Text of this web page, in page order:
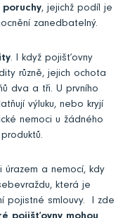
, jejichž podíl je
zanedbatelný.
. I když pojišťovny
různě, jejich ochota
dva a tři. U prvního
výluku, nebo kryjí
nemoci u žádného
a nemocí, kdy
která je
pojistné smlouvy. I zde